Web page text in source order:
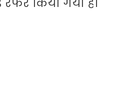
किया गया है।